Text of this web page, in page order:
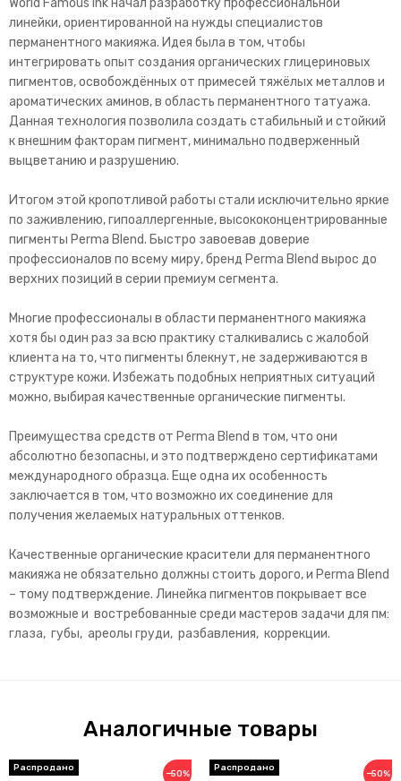
World Famous Ink начал разработку профессиональной
линейки, ориентированной на нужды специалистов
перманентного макияжа. Идея была в том, чтобы
интегрировать опыт создания органических глицериновых
пигментов, освобождённых от примесей тяжёлых металлов и
ароматических аминов, в область перманентного татуажа.
Данная технология позволила создать стабильный и стойкий
к внешним факторам пигмент, минимально подверженный
выцветанию и разрушению.
Итогом этой кропотливой работы стали исключительно яркие
по заживлению, гипоаллергенные, высококонцентрированные
пигменты Perma Blend. Быстро завоевав доверие
профессионалов по всему миру, бренд Perma Blend вырос до
верхних позиций в серии премиум сегмента.
Многие профессионалы в области перманентного макияжа
хотя бы один раз за всю практику сталкивались с жалобой
клиента на то, что пигменты блекнут, не задерживаются в
структуре кожи. Избежать подобных неприятных ситуаций
можно, выбирая качественные органические пигменты.
Преимущества средств от Perma Blend в том, что они
абсолютно безопасны, и это подтверждено сертификатами
международного образца. Еще одна их особенность
заключается в том, что возможно их соединение для
получения желаемых натуральных оттенков.
Качественные органические красители для перманентного
макияжа не обязательно должны стоить дорого, и Perma Blend
– тому подтверждение. Линейка пигментов покрывает все
возможные и востребованные среди мастеров задачи для пм:
глаза, губы, ареолы груди, разбавления, коррекции.
Аналогичные товары
−50% −50%